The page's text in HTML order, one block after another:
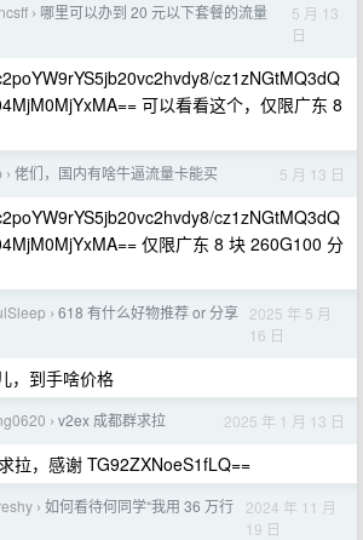
› 哪里可以办到 20 元以下套餐的流量
5 月 13
日
cz1zNGtMQ3dQ
可以看看这个，仅限广东 8
› 佬们，国内有啥牛逼流量卡能买 5 月 13 日
cz1zNGtMQ3dQ
仅限广东 8 块 260G100 分
› 618 有什么好物推荐 or 分享 2025 年 5 月
16 日
，到手啥价格
› v2ex 成都群求拉 2025 年 1 月 13 日
拉，感谢 TG92ZXNoeS1fLQ==
› 如何看待何同学“我用 36 万行
2024 年 11 月
19 日